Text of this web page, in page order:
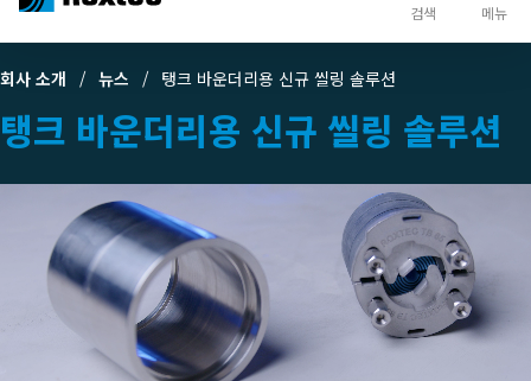
검색 메뉴
회사 소개 뉴스 탱크 바운더리용 신규 씰링 솔루션
탱크 바운더리용 신규 씰링 솔루션